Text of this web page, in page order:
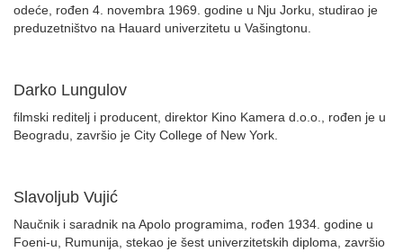
odeće, rođen 4. novembra 1969. godine u Nju Jorku, studirao je
preduzetništvo na Hauard univerzitetu u Vašingtonu.
Darko Lungulov
filmski reditelj i producent, direktor Kino Kamera d.o.o., rođen je u
Beogradu, završio je City College of New York.
Slavoljub Vujić
Naučnik i saradnik na Apolo programima, rođen 1934. godine u
Foeni-u, Rumunija, stekao je šest univerzitetskih diploma, završio